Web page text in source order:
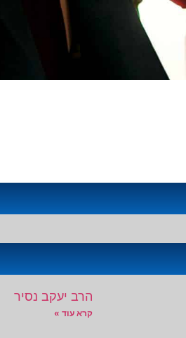
הרב יעקב נסיר
קרא עוד »